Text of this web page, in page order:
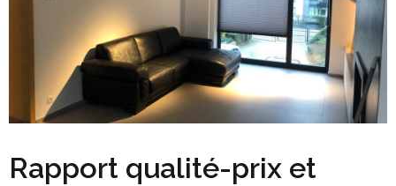
Rapport qualité-prix et